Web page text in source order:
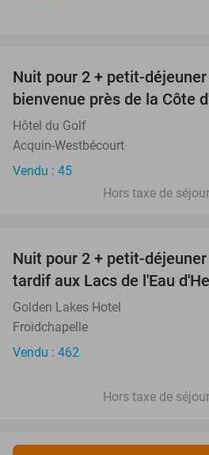
Nuit pour 2 + petit-
bienvenue près de la Côte
Hôtel du Golf
Acquin-Westbécourt
Vendu : 45
Hors taxe de
Nuit pour 2 + petit-
tardif aux Lacs de l'Eau
Golden Lakes Hotel
Froidchapelle
Vendu : 462
Hors taxe de